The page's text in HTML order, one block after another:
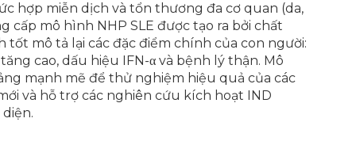
hợp miễn dịch và tổn thương đa cơ quan (da,
cấp mô hình NHP SLE được tạo ra bởi chất
tốt mô tả lại các đặc điểm chính của con người:
cao, dấu hiệu IFN-α và bệnh lý thận. Mô
mạnh mẽ để thử nghiệm hiệu quả của các
và hỗ trợ các nghiên cứu kích hoạt IND